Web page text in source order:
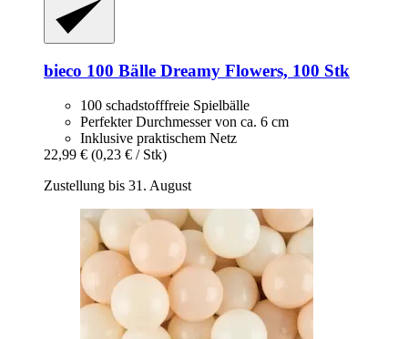
bieco 100 Bälle Dreamy Flowers, 100 Stk
100 schadstofffreie Spielbälle
Perfekter Durchmesser von ca. 6 cm
Inklusive praktischem Netz
22,99 € (0,23 € / Stk)
Zustellung bis 31. August